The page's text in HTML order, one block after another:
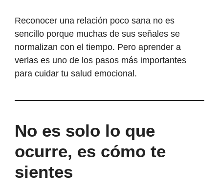
Reconocer una relación poco sana no es
sencillo porque muchas de sus señales se
normalizan con el tiempo. Pero aprender a
verlas es uno de los pasos más importantes
para cuidar tu salud emocional.
No es solo lo que
ocurre, es cómo te
sientes